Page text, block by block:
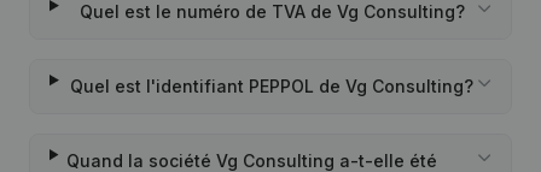
Quel est le numéro de TVA de Vg Consulting?
Quel est l'identifiant PEPPOL de Vg Consulting?
Quand la société Vg Consulting a-t-elle été